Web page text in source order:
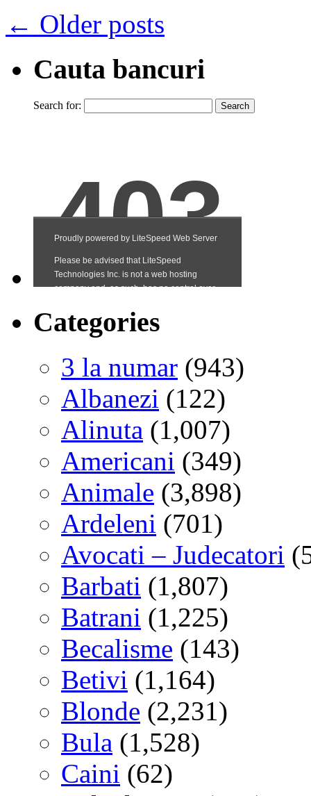
← Older posts
Cauta bancuri
Search for:
Categories
3 la numar (943)
Albanezi (122)
Alinuta (1,007)
Americani (349)
Animale (3,898)
Ardeleni (701)
Avocati – Judecatori
Barbati (1,807)
Batrani (1,225)
Becalisme (143)
Betivi (1,164)
Blonde (2,231)
Bula (1,528)
Caini (62)